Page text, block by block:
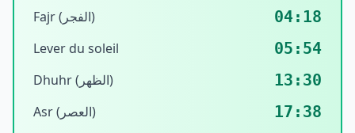
Fajr (الفجر) 04:18
Lever du soleil 05:54
Dhuhr (الظهر) 13:30
Asr (العصر) 17:38